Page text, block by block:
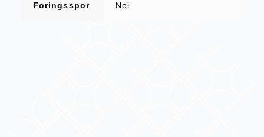
Foringsspor Nei